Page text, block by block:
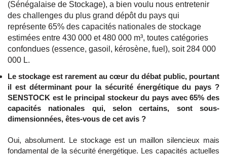
(Sénégalaise de Stockage), a bien voulu nous entretenir
des challenges du plus grand dépôt du pays qui
représente 65% des capacités nationales de stockage
estimées entre 430 000 et 480 000 m³, toutes catégories
confondues (essence, gasoil, kérosène, fuel), soit 284 000
000 L.
Le stockage est rarement au cœur du débat public, pourtant
il est déterminant pour la sécurité énergétique du pays ?
SENSTOCK est le principal stockeur du pays avec 65% des
capacités nationales qui, selon certains, sont sous-
dimensionnées, êtes-vous de cet avis ?
Oui, absolument. Le stockage est un maillon silencieux mais
fondamental de la sécurité énergétique. Les capacités actuelles